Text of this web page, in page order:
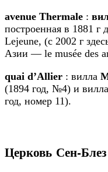
avenue Thermale :
построенная в 1881 г
Lejeune, (с 2002 г
Азии — le musée des
quai d’Allier : вилла
(1894 год, №4) и вилла
год, номер 11).
Церковь Сен-Блез